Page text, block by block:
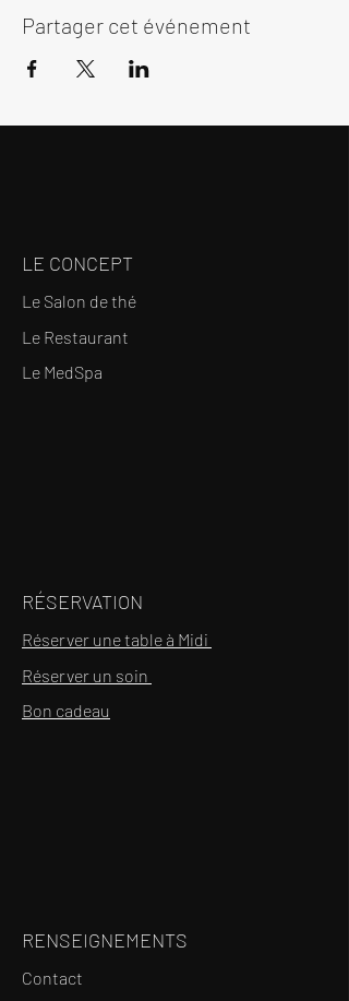
Partager cet événement
LE CONCEPT
Le Salon de thé
Le Restaurant
Le MedSpa
RÉSERVATION
Réserver une table à Midi
Réserver un soin
Bon cadeau
RENSEIGNEMENTS
Contact